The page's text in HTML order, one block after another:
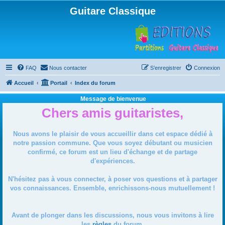
Guitare Classique
FAQ Nous contacter Connexion
S’enregistrer
Accueil Portail Index du forum
Message de bienvenue
Chers amis guitaristes,
Nous avons le plaisir de vous accueillir dans cet espace dédié à
notre passion commune. Que vous soyez débutant ou musicien
confirmé, ce forum est un lieu d'échange et de partage
d'expériences.
N'hésitez pas à vous connecter, à poser vos questions et à partager
vos connaissances. Ensemble, enrichissons-nous mutuellement !
Avant de plonger dans les discussions, nous vous invitons à lire